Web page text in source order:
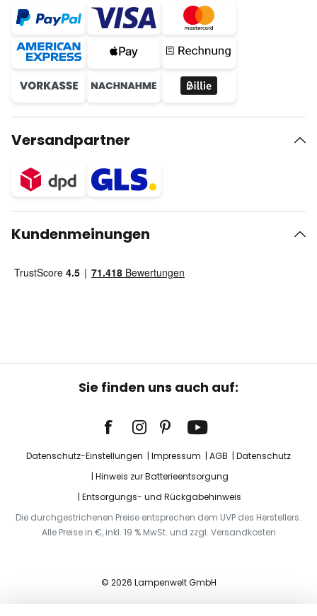
Versandpartner
Kundenmeinungen
Sie finden uns auch auf:
Datenschutz-Einstellungen Impressum AGB
Datenschutz
Hinweis zur Batterieentsorgung
Entsorgungs- und Rückgabehinweis
Die durchgestrichenen Preise entsprechen dem UVP des Herstellers.
Alle Preise in €, inkl. 19 % MwSt. und zzgl. Versandkosten
© 2026 Lampenwelt GmbH